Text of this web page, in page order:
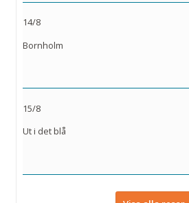
14/8
Bornholm
15/8
Ut i det blå